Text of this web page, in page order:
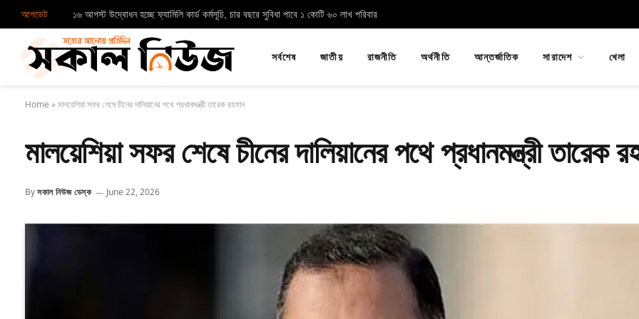
আপডেট ১৬ আগস্ট উদ্বোধন হচ্ছে ফ্যামিলি কার্ড কর্মসূচি, চার বছরে সুবিধা পাবে ১ কোটি ৬০ লাখ পরিবার
সর্বশেষ জাতীয় রাজনীতি অর্থনীতি আন্তর্জাতিক সারাদেশ খেলা
Home »মালয়েশিয়া সফর শেষে চীনের দালিয়ানের পথে প্রধানমন্ত্রী তারেক রহমান
মালয়েশিয়া সফর শেষে চীনের দালিয়ানের পথে প্রধানমন্ত্রী তারেক
Byসকাল নিউজ ডেস্ক June 22, 2026